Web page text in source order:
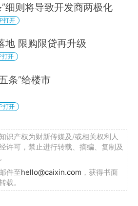
细则将导致开发商两极化
打开
地 限购限贷再升级
打开
条”给楼市
打开
识产权为财新传媒及/或相关权利人
许可，禁止进行转载、摘编、复制及
件至hello@caixin.com ，获得书面
载。